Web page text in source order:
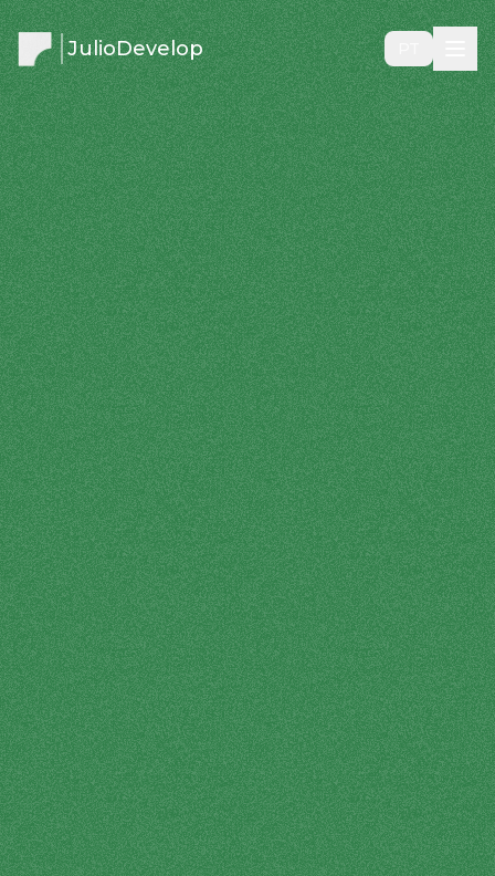
JulioDevelop